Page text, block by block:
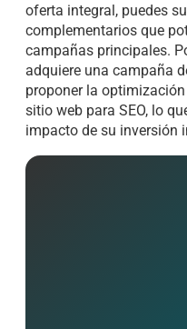
oferta integral, puedes
complementarios que
campañas principales.
adquiere una campaña
proponer la
sitio web para SEO, lo
impacto de su inversión